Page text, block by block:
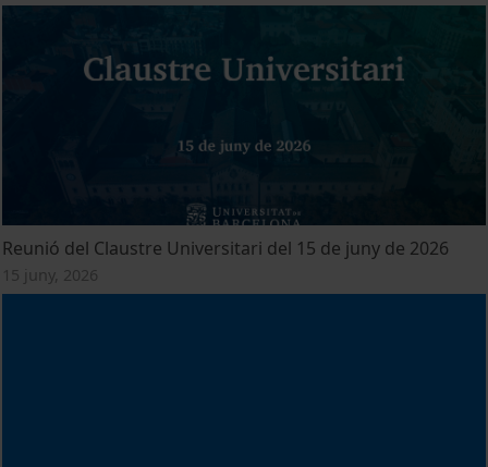
Reunió del Claustre Universitari del 15 de juny de 2026
15 juny, 2026